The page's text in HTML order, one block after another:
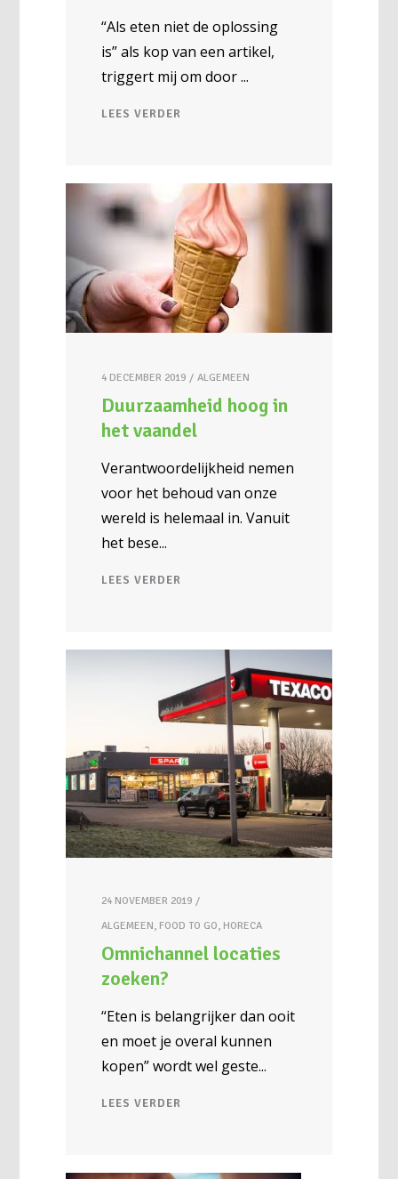
“Als eten niet de oplossing
is” als kop van een artikel,
triggert mij om door
LEES VERDER
4 DECEMBER 2019 ALGEMEEN
Duurzaamheid hoog in
het vaandel
Verantwoordelijkheid nemen
voor het behoud van onze
wereld is helemaal in. Vanuit
het bese
LEES VERDER
24 NOVEMBER 2019
ALGEMEEN, FOOD TO GO, HORECA
Omnichannel locaties
zoeken?
“Eten is belangrijker dan ooit
en moet je overal kunnen
kopen” wordt wel geste
LEES VERDER